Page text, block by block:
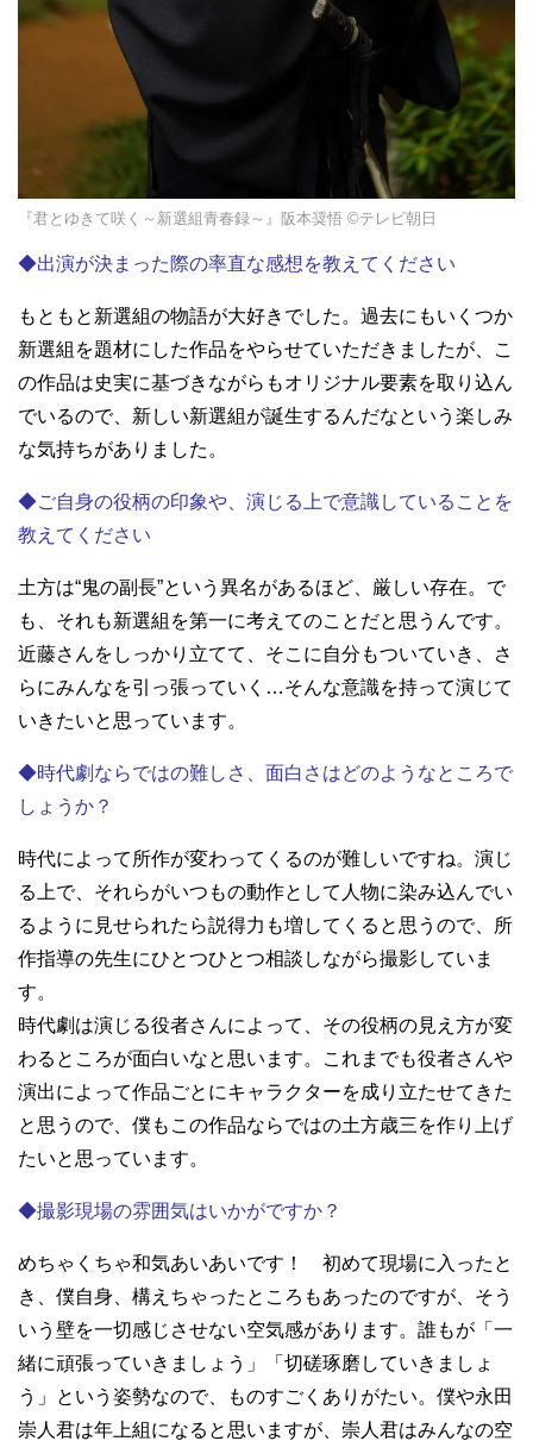
『君とゆきて咲く～新選組青春録～』阪本奨悟 ©テレビ朝日
◆出演が決まった際の率直な感想を教えてください
もともと新選組の物語が大好きでした。過去にもいくつか
新選組を題材にした作品をやらせていただきましたが、こ
の作品は史実に基づきながらもオリジナル要素を取り込ん
でいるので、新しい新選組が誕生するんだなという楽しみ
な気持ちがありました。
◆ご自身の役柄の印象や、演じる上で意識していることを
教えてください
土方は“鬼の副長”という異名があるほど、厳しい存在。で
も、それも新選組を第一に考えてのことだと思うんです。
近藤さんをしっかり立てて、そこに自分もついていき、さ
らにみんなを引っ張っていく…そんな意識を持って演じて
いきたいと思っています。
◆時代劇ならではの難しさ、面白さはどのようなところで
しょうか？
時代によって所作が変わってくるのが難しいですね。演じ
る上で、それらがいつもの動作として人物に染み込んでい
るように見せられたら説得力も増してくると思うので、所
作指導の先生にひとつひとつ相談しながら撮影していま
す。
時代劇は演じる役者さんによって、その役柄の見え方が変
わるところが面白いなと思います。これまでも役者さんや
演出によって作品ごとにキャラクターを成り立たせてきた
と思うので、僕もこの作品ならではの土方歳三を作り上げ
たいと思っています。
◆撮影現場の雰囲気はいかがですか？
めちゃくちゃ和気あいあいです！ 初めて現場に入ったと
き、僕自身、構えちゃったところもあったのですが、そう
いう壁を一切感じさせない空気感があります。誰もが「一
緒に頑張っていきましょう」「切磋琢磨していきましょ
う」という姿勢なので、ものすごくありがたい。僕や永田
崇人君は年上組になると思いますが、崇人君はみんなの空